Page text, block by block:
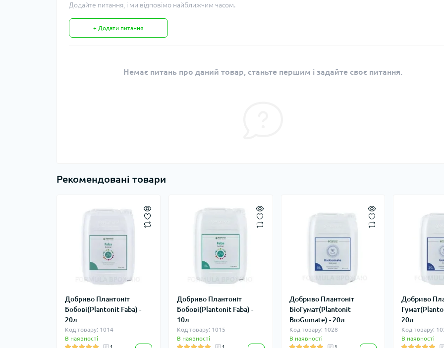
Додайте питання, і ми відповімо найближчим часом.
+ Додати питання
Немає питань про даний товар, станьте першим і задайте своє питання.
Рекомендовані товари
Добриво Плантоніт
Бобові(Plantonit Faba) -
20л
Код товару: 1014
В наявності
1
Добриво Плантоніт
Бобові(Plantonit Faba) -
10л
Код товару: 1015
В наявності
1
Добриво Плантоніт
БіоГумат(Plantonit
BioGumate) - 20л
Код товару: 1028
В наявності
1
Добриво
20л
Код товару:
В наявності